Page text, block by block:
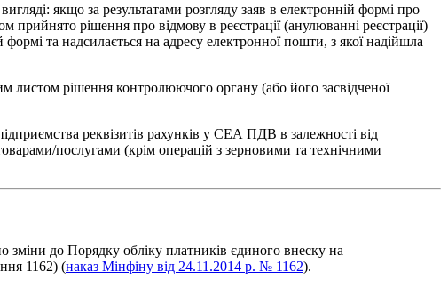
якщо за результатами розгляду заяв в електронній формі про
рішення про відмову в реєстрації (анулюванні реєстрації)
та надсилається на адресу електронної пошти, з якої надійшла
рішення контролюючого органу (або його засвідченої
реквізитів рахунків у СЕА ПДВ в залежності від
послугами (крім операцій з зерновими та технічними
до Порядку обліку платників єдиного внеску на
1162) (наказ Мінфіну від 24.11.2014 р. № 1162).